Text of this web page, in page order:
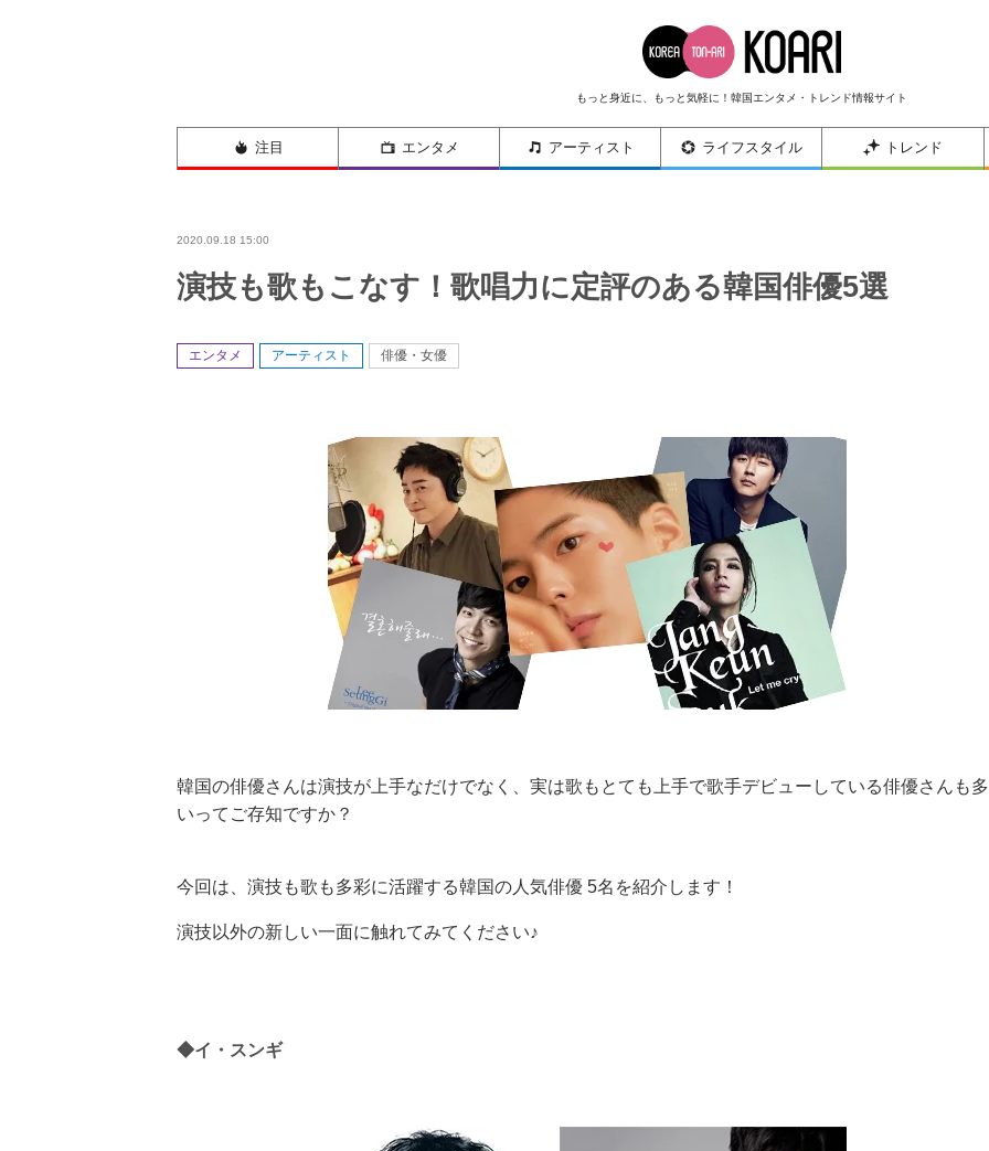
もっと身近に、もっと気軽に！韓国エンタメ・トレンド情報サイト
注目 エンタメ アーティスト ライフスタイル トレンド
2020.09.18 15:00
演技も歌もこなす！歌唱力に定評のある韓国俳優5選
エンタメ アーティスト 俳優・女優
韓国の俳優さんは演技が上手なだけでなく、 実は歌もとても上手で歌手デビューしている俳優さんも多
いってご存知ですか？
今回は、演技も歌も多彩に活躍する韓国の人気俳優 5名を紹介します！
演技以外の新しい一面に触れてみてください♪
◆イ・スンギ